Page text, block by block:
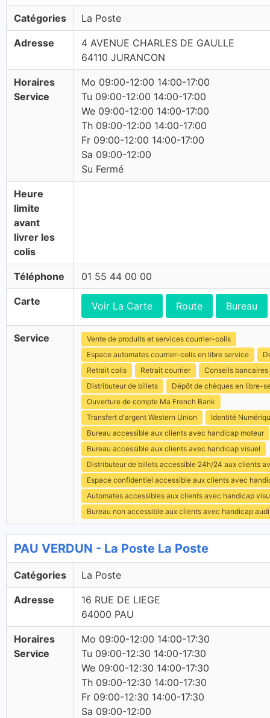
Catégories La Poste
Adresse
4 AVENUE CHARLES DE GAULLE
64110 JURANCON
Horaires
Service
Mo 09:00-12:00 14:00-17:00
Tu 09:00-12:00 14:00-17:00
We 09:00-12:00 14:00-17:00
Th 09:00-12:00 14:00-17:00
Fr 09:00-12:00 14:00-17:00
Sa 09:00-12:00
Su Fermé
Heure
limite
avant
livrer les
colis
Téléphone 01 55 44 00 00
Carte Voir La Carte Route Bureau
Service
Vente de produits et services courrier-colis
Espace automates courrier-colis en libre service
Retrait colis
Retrait courrier
Conseils bancaires
Distributeur de billets
Dépôt de chèques en libre-
Ouverture de compte Ma French Bank
Transfert d'argent Western Union
Identité
Bureau accessible aux clients avec handicap moteur
Bureau accessible aux clients avec handicap visuel
Distributeur de billets accessible 24h/24 aux clients
Espace confidentiel accessible aux clients avec
Automates accessibles aux clients avec handicap
Bureau non accessible aux clients avec handicap
PAU VERDUN - La Poste La Poste
Catégories La Poste
Adresse
16 RUE DE LIEGE
64000 PAU
Horaires
Service
Mo 09:00-12:00 14:00-17:30
Tu 09:00-12:30 14:00-17:30
We 09:00-12:30 14:00-17:30
Th 09:00-12:30 14:00-17:30
Fr 09:00-12:30 14:00-17:30
Sa 09:00-12:00